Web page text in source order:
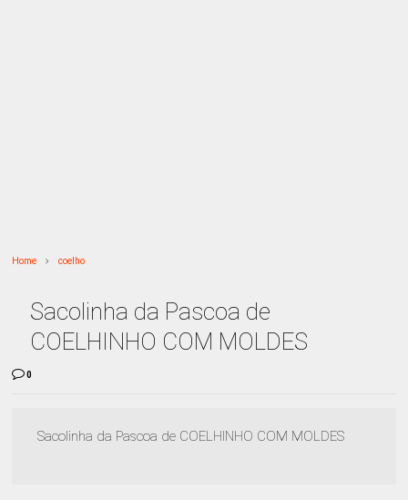
Home coelho
Sacolinha da Pascoa de
COELHINHO COM MOLDES
0
Sacolinha da Pascoa de COELHINHO COM MOLDES